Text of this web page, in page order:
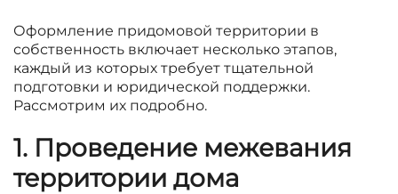
Оформление придомовой территории в
собственность включает несколько этапов,
каждый из которых требует тщательной
подготовки и юридической поддержки.
Рассмотрим их подробно.
1. Проведение межевания
территории дома